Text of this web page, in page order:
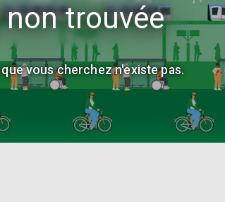
non trouvée
vous cherchez n'existe pas.